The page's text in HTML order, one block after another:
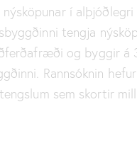
í
tengja
og byggir
Rannsóknin
sem skortir